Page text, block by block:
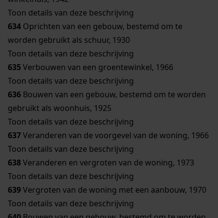
Toon details van deze beschrijving
634 Oprichten van een gebouw, bestemd om te
worden gebruikt als schuur, 1930
Toon details van deze beschrijving
635Verbouwen van een groentewinkel, 1966
Toon details van deze beschrijving
636 Bouwen van een gebouw, bestemd om te worden
gebruikt als woonhuis, 1925
Toon details van deze beschrijving
637Veranderen van de voorgevel van de woning, 1966
Toon details van deze beschrijving
638Veranderen en vergroten van de woning, 1973
Toon details van deze beschrijving
639Vergroten van de woning met een aanbouw, 1970
Toon details van deze beschrijving